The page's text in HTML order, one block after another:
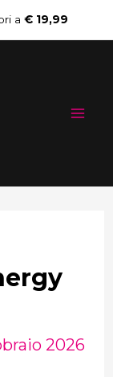
a € 19,99
2026